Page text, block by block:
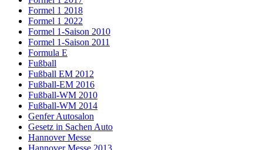
Formel 1 2018
Formel 1 2022
Formel 1-Saison 2010
Formel 1-Saison 2011
Formula E
Fußball
Fußball EM 2012
Fußball-EM 2016
Fußball-WM 2010
Fußball-WM 2014
Genfer Autosalon
Gesetz in Sachen Auto
Hannover Messe